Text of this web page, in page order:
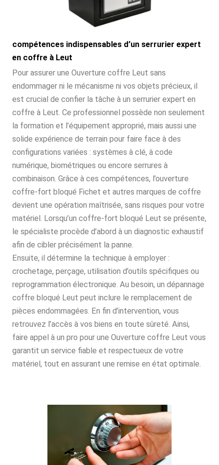
compétences indispensables d’un serrurier expert
en coffre à Leut
Pour assurer une Ouverture coffre Leut sans
endommager ni le mécanisme ni vos objets précieux, il
est crucial de confier la tâche à un serrurier expert en
coffre à Leut. Ce professionnel possède non seulement
la formation et l’équipement approprié, mais aussi une
solide expérience de terrain pour faire face à des
configurations variées : systèmes à clé, à code
numérique, biométriques ou encore serrures à
combinaison. Grâce à ces compétences, l’ouverture
coffre-fort bloqué Fichet et autres marques de coffre
devient une opération maîtrisée, sans risques pour votre
matériel. Lorsqu’un coffre-fort bloqué Leut se présente,
le spécialiste procède d’abord à un diagnostic exhaustif
afin de cibler précisément la panne.
Ensuite, il détermine la technique à employer :
crochetage, perçage, utilisation d’outils spécifiques ou
reprogrammation électronique. Au besoin, un dépannage
coffre bloqué Leut peut inclure le remplacement de
pièces endommagées. En fin d’intervention, vous
retrouvez l’accès à vos biens en toute sûreté. Ainsi,
faire appel à un pro pour une Ouverture coffre Leut vous
garantit un service fiable et respectueux de votre
matériel, tout en assurant une remise en état optimale.